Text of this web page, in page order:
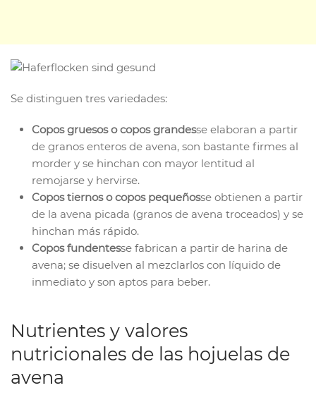
Se distinguen tres variedades:
Copos gruesos o copos grandesse elaboran a partir
de granos enteros de avena, son bastante firmes al
morder y se hinchan con mayor lentitud al
remojarse y hervirse.
Copos tiernos o copos pequeñosse obtienen a partir
de la avena picada (granos de avena troceados) y se
hinchan más rápido.
Copos fundentesse fabrican a partir de harina de
avena; se disuelven al mezclarlos con líquido de
inmediato y son aptos para beber.
Nutrientes y valores
nutricionales de las hojuelas de
avena